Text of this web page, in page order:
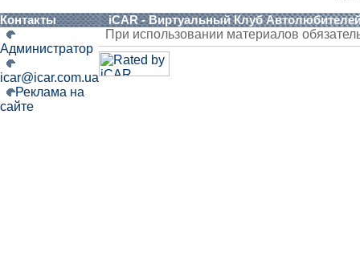
Контакты iCAR - Виртуальный Клуб
Администратор
icar@icar.com.ua
Реклама на
сайте
При использовании материалов